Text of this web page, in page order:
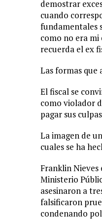
demostrar
cuando
fundamentales
como no era
recuerda el ex
Las formas ­que
El fiscal se
como violador
pagar sus
La imagen de
cuales se ha
Franklin Nieves
Ministerio
asesinaron a
falsificaron
condenando